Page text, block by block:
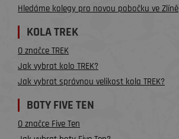
Hledáme kolegy pro novou pobočku ve Zlíně
KOLA TREK
O značce TREK
Jak vybrat kolo TREK?
Jak vybrat správnou velikost kola TREK?
BOTY FIVE TEN
O značce Five Ten